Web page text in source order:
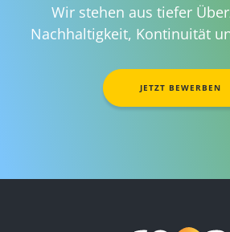
Wir stehen aus tiefer
Nachhaltigkeit, Kontinuität
JETZT BEWERBEN